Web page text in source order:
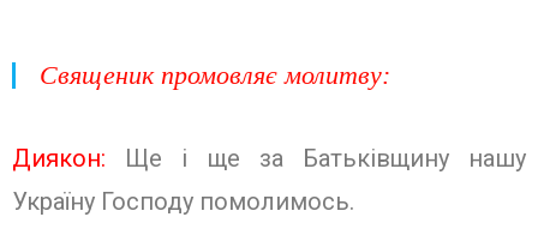
Священик промовляє молитву:
Диякон: Ще і ще за Батьківщину нашу
Україну Господу помолимось.